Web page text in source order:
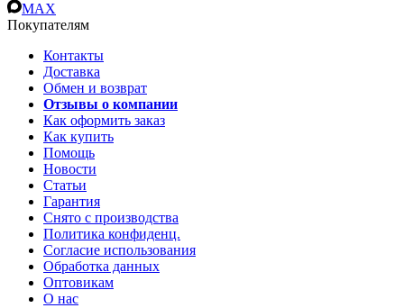
MAX
Покупателям
Контакты
Доставка
Обмен и возврат
Отзывы о компании
Как оформить заказ
Как купить
Помощь
Новости
Статьи
Гарантия
Снято с производства
Политика конфиденц.
Согласие использования
Обработка данных
Оптовикам
О нас